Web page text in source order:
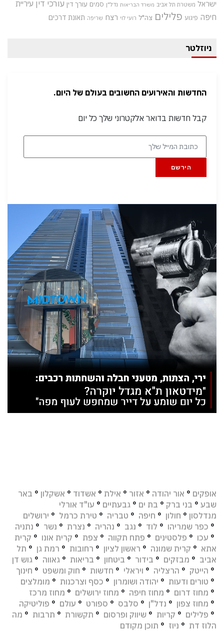
ישראל משטרת תל אביב משרד הבריאות נדל"ן סמים עורך דין עורכי דין עיריית
חיפה פיגוע פלילים צה"ל רועי לוי רצח שריפה תאונת דרכים
ניוזלטר
החדשות והאירועים החשובים בעולם של היום.
קבל חדשות בדואר אלקטרוני שלך כל יום
הירשם
אופקים ° אור יהודה ° אזור ° אילת ° אשדוד ° אשקלון ° באר
שבע ° בני ברק ° בת ים ° גבעתיים ° עו"ד אורלי
מנדלסון ° חולון ° חיפה ° טבריה ° טירת כרמל ° ירושלים
° כפר שמריהו ° לוד ° נגב ° נהריה ° נצרת ° נשר ° נתניה
° עכו ° פלסטינים ° פתח תקווה ° צפת ° קרית אונו ° קרית
אתא ° קרית שמונה ° ראשון לציון ° רחובות ° רמת גן ° תל
אביב ° מבזקים ° בידור ° ביטחון ° בריאות ° גאווה ° גוש דן
° הייטק ° הרצליה ° ויראלי ° חדשות ° חוק ומשפט ° חינוך
° טורים ודעות ° יהודה ושומרון ° כסף וצרכנות ° מומלצים
° מחוז דרום ° מחוז חיפה ° מחוז ירושלים ° מחוז מרכז
° מחוז צפון ° נדל"ן ° סלבס ° ספורט ° עולם ° פוליטיקה
° פלילים ° קריות ° שיווק ופרסום ° תקשורת ° תרבות ° מה
הלוז דת ° ניוז ° תוכן מקודם